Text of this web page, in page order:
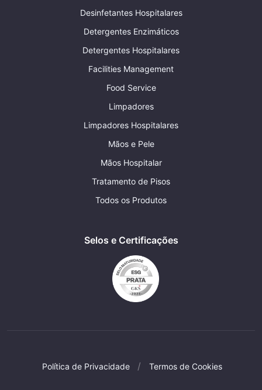
Desinfetantes Hospitalares
Detergentes Enzimáticos
Detergentes Hospitalares
Facilities Management
Food Service
Limpadores
Limpadores Hospitalares
Mãos e Pele
Mãos Hospitalar
Tratamento de Pisos
Todos os Produtos
Selos e Certificações
Política de Privacidade Termos de Cookies